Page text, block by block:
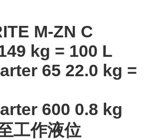
M-ZN C
kg = 100 L
65 22.0 kg =
600 0.8 kg
工作液位